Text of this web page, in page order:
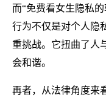
而“免费看女生隐私
行为不仅是对个人隐
重挑战。它扭曲了人
会和谐。
再者，从法律角度来